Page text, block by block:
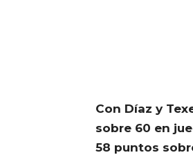
Con Díaz y
sobre 60 en
58 puntos